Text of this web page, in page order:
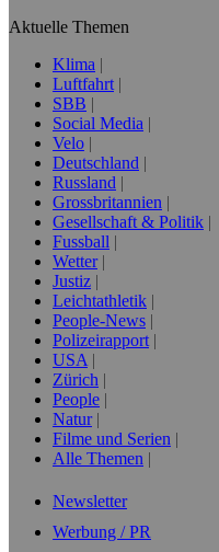
Aktuelle Themen
Klima
Luftfahrt
SBB
Social Media
Velo
Deutschland
Russland
Grossbritannien
Gesellschaft & Politik
Fussball
Wetter
Justiz
Leichtathletik
People-News
Polizeirapport
USA
Zürich
People
Natur
Filme und Serien
Alle Themen
Newsletter
Werbung / PR